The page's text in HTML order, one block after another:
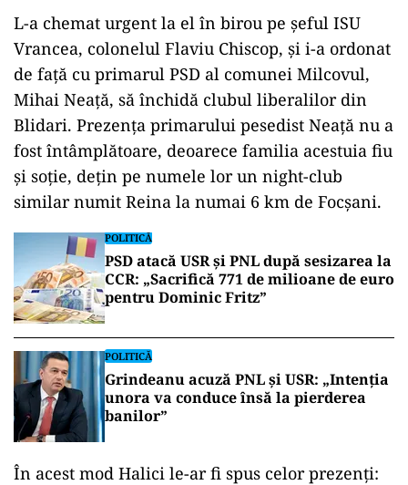
L-a chemat urgent la el în birou pe șeful ISU
Vrancea, colonelul Flaviu Chiscop, și i-a ordonat
de față cu primarul PSD al comunei Milcovul,
Mihai Neață, să închidă clubul liberalilor din
Blidari. Prezența primarului pesedist Neață nu a
fost întâmplătoare, deoarece familia acestuia fiu
și soție, dețin pe numele lor un night-club
similar numit Reina la numai 6 km de Focșani.
POLITICĂ
PSD atacă USR și PNL după sesizarea la
CCR: „Sacrifică 771 de milioane de euro
pentru Dominic Fritz”
POLITICĂ
Grindeanu acuză PNL și USR: „Intenția
unora va conduce însă la pierderea
banilor”
În acest mod Halici le-ar fi spus celor prezenți: